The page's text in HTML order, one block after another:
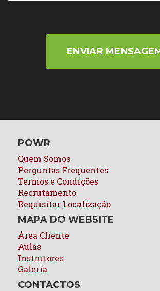
ENVIAR
POWR
Quem Somos
Perguntas Frequentes
Termos e Condições
Recrutamento
Requisitar Localização
MAPA DO WEBSITE
Área Cliente
Aulas
Instrutores
Galeria
CONTACTOS